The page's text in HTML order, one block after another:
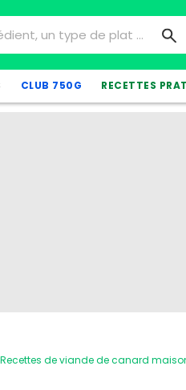
CLUB 750G RECETTES
Recettes de viande de canard